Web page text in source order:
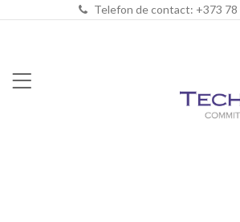
Telefon de contact: +373 78